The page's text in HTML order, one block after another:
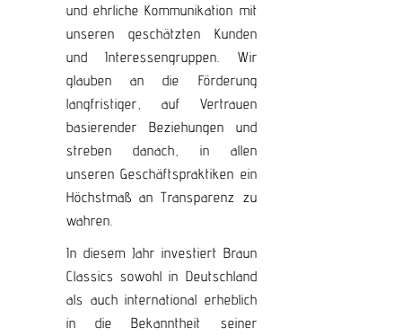
und ehrliche Kommunikation mit
unseren geschätzten Kunden
und Interessengruppen. Wir
glauben an die Förderung
langfristiger, auf Vertrauen
basierender Beziehungen und
streben danach, in allen
unseren Geschäftspraktiken ein
Höchstmaß an Transparenz zu
wahren.
In diesem Jahr investiert Braun
Classics sowohl in Deutschland
als auch international erheblich
in die Bekanntheit seiner